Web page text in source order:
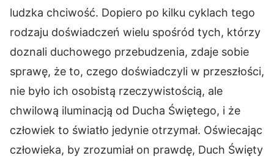
ludzka chciwość. Dopiero po kilku cyklach tego
rodzaju doświadczeń wielu spośród tych, którzy
doznali duchowego przebudzenia, zdaje sobie
sprawę, że to, czego doświadczyli w przeszłości,
nie było ich osobistą rzeczywistością, ale
chwilową iluminacją od Ducha Świętego, i że
człowiek to światło jedynie otrzymał. Oświecając
człowieka, by zrozumiał on prawdę, Duch Święty